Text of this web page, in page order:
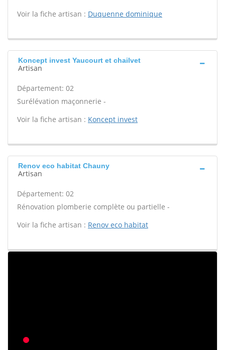
Voir la fiche artisan : Duquenne dominique
Koncept invest Yaucourt et chailvet
Artisan
Département: 02
Surélévation maçonnerie -
Voir la fiche artisan : Koncept invest
Renov eco habitat Chauny
Artisan
Département: 02
Rénovation plomberie complète ou partielle -
Voir la fiche artisan : Renov eco habitat